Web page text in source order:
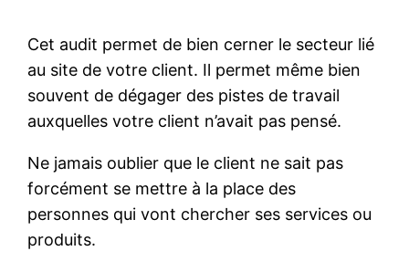
Cet audit permet de bien cerner le secteur lié
au site de votre client. Il permet même bien
souvent de dégager des pistes de travail
auxquelles votre client n’avait pas pensé.
Ne jamais oublier que le client ne sait pas
forcément se mettre à la place des
personnes qui vont chercher ses services ou
produits.